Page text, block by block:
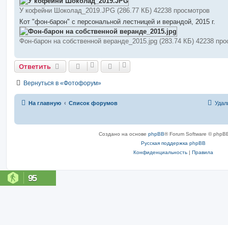
У кофейни Шоколад_2019.JPG (286.77 КБ) 42238 просмотров
Кот "фон-барон" с персональной лестницей и верандой, 2015 г.
Фон-барон на собственной веранде_2015.jpg (283.74 КБ) 42238
Ответить
Вернуться в «Фотофорум»
На главную Список форумов
Создано на основе phpBB® Forum Software ©
Русская поддержка phpBB
Конфиденциальность | Правила
95